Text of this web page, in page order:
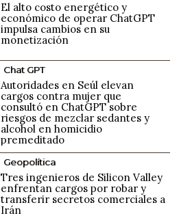
El alto costo energético y
económico de operar ChatGPT
impulsa cambios en su
monetización
Chat GPT
Autoridades en Seúl elevan
cargos contra mujer que
consultó en ChatGPT sobre
riesgos de mezclar sedantes y
alcohol en homicidio
premeditado
Geopolítica
Tres ingenieros de Silicon Valley
enfrentan cargos por robar y
transferir secretos comerciales a
Irán